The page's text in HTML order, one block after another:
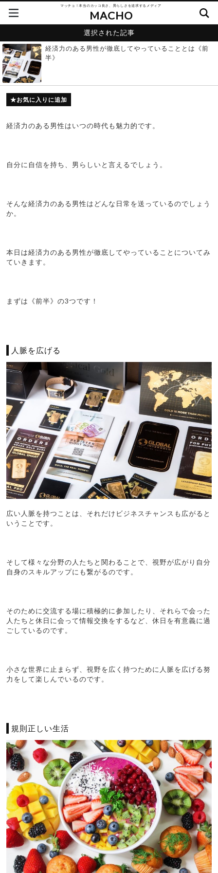
マッチョ！本当のカッコ良さ、男らしさを追求するメディア
MACHO
選択された記事
経済力のある男性が徹底してやっていることとは《前
半》
お気に入りに追加
経済力のある男性はいつの時代も魅力的です。
自分に自信を持ち、男らしいと言えるでしょう。
そんな経済力のある男性はどんな日常を送っているのでしょう
か。
本日は経済力のある男性が徹底してやっていることについてみ
ていきます。
まずは《前半》の3つです！
人脈を広げる
広い人脈を持つことは、それだけビジネスチャンスも広がると
いうことです。
そして様々な分野の人たちと関わることで、視野が広がり自分
自身のスキルアップにも繋がるのです。
そのために交流する場に積極的に参加したり、それらで会った
人たちと休日に会って情報交換をするなど、休日を有意義に過
ごしているのです。
小さな世界に止まらず、視野を広く持つために人脈を広げる努
力をして楽しんでいるのです。
規則正しい生活